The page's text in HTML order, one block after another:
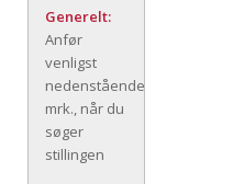
Generelt:
Anfør
venligst
nedenstående
mrk., når du
søger
stillingen